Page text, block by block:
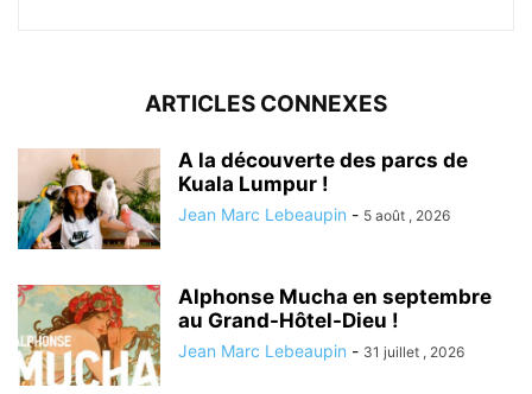
ARTICLES CONNEXES
A la découverte des parcs de
Kuala Lumpur !
Jean Marc Lebeaupin - 5 août , 2026
Alphonse Mucha en septembre
au Grand-Hôtel-Dieu !
Jean Marc Lebeaupin - 31 juillet , 2026